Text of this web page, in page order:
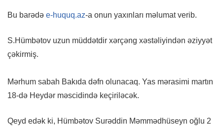
Bu barədə e-huquq.az-a onun yaxınları məlumat verib.
S.Hümbətov uzun müddətdir xərçəng xəstəliyindən əziyyət
çəkirmiş.
Mərhum sabah Bakıda dəfn olunacaq. Yas mərasimi martın
18-də Heydər məscidində keçiriləcək.
Qeyd edək ki, Hümbətov Surəddin Məmmədhüseyn oğlu 2